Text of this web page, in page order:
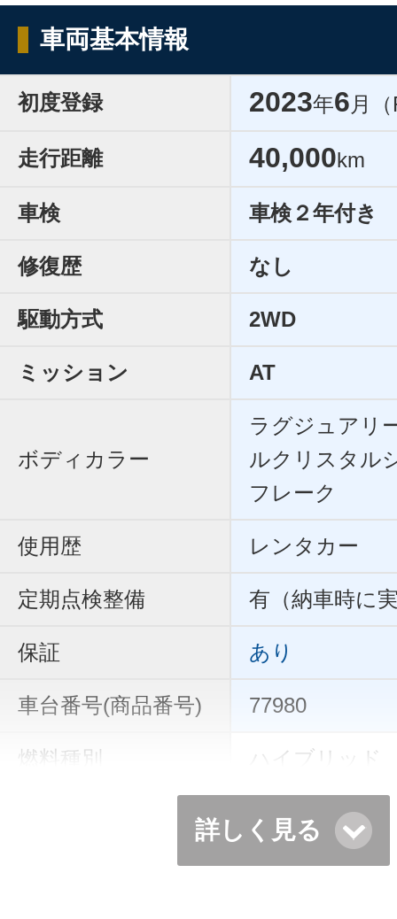
車両基本情報
初度登録 2023年6 月
走行距離 40,000km
車検 車検２年付き
修復歴 なし
駆動方式 2WD
ミッション AT
ボディカラー
ラグジュアリ
ルクリスタル
フレーク
使用歴 レンタカー
定期点検整備 有（納車時に
保証 あり
車台番号(商品番号) 77980
燃料種別 ハイブリッド
詳しく見る